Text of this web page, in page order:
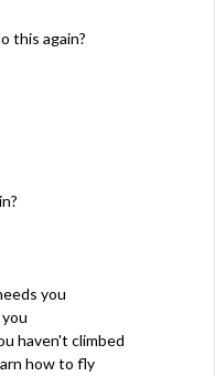
this again?
you
haven't climbed
how to fly